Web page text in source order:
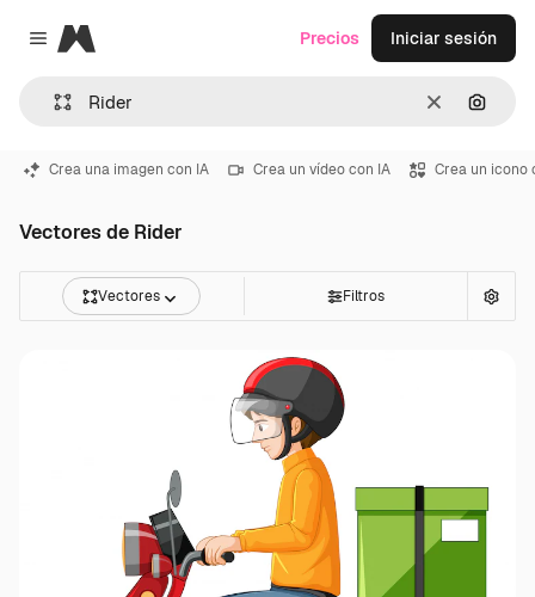
Close menu
Magnific
Borrar
Precios Iniciar sesión
Crea una imagen con IA Crea un vídeo con IA Crea un icono
Vectores de Rider
Vectores Filtros